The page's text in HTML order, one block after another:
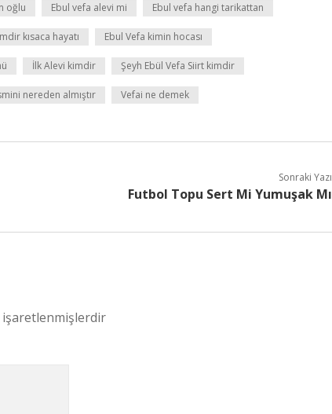
oğlu Ebul vefa alevi mi Ebul vefa hangi tarikattan
kısaca hayatı Ebul Vefa kimin hocası
İlk Alevi kimdir Şeyh Ebül Vefa Siirt kimdir
nereden almıştır Vefai ne demek
Sonraki Yazı
Futbol Topu Sert Mi Yumuşak Mı
işaretlenmişlerdir